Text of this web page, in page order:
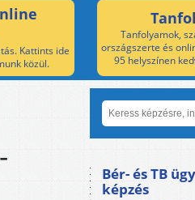
Kattints ide
közül.
Tanfolyamok,
országszerte és
95 helyszínen
Bér- és TB
képzés